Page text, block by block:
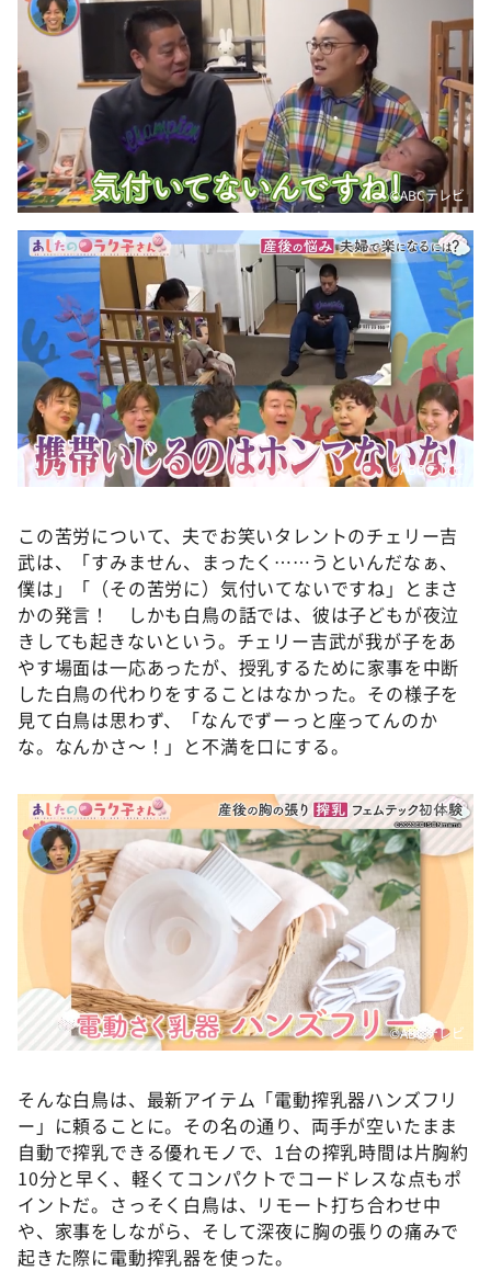
©️ABCテレビ
©️ABCテレビ
この苦労について、夫でお笑いタレントのチェリー吉
武は、「すみません、まったく……うといんだなぁ、
僕は」「（その苦労に）気付いてないですね」とまさ
かの発言！ しかも白鳥の話では、彼は子どもが夜泣
きしても起きないという。チェリー吉武が我が子をあ
やす場面は一応あったが、授乳するために家事を中断
した白鳥の代わりをすることはなかった。その様子を
見て白鳥は思わず、「なんでずーっと座ってんのか
な。なんかさ～！」と不満を口にする。
©️ABCテレビ
そんな白鳥は、最新アイテム「電動搾乳器ハンズフリ
ー」に頼ることに。その名の通り、両手が空いたまま
自動で搾乳できる優れモノで、1台の搾乳時間は片胸約
10分と早く、軽くてコンパクトでコードレスな点もポ
イントだ。さっそく白鳥は、リモート打ち合わせ中
や、家事をしながら、そして深夜に胸の張りの痛みで
起きた際に電動搾乳器を使った。